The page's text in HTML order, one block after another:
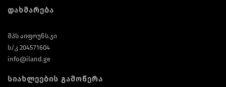
დახმარება
შპს აიფოუნს.ჯი
ს/კ 204571604
info@iland.ge
სიახლეების გამოწერა